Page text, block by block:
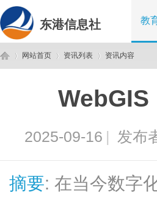
东港信息社 教
网站首页 资讯列表
›
资讯内容
WebGIS
2025-09-16 | 发布
摘要: 在当今数字